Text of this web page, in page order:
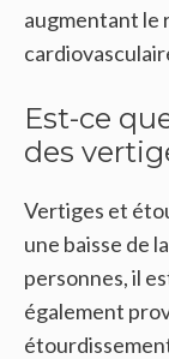
augmentant le
Est-ce
des
Vertiges et
une baisse de
personnes, il
également